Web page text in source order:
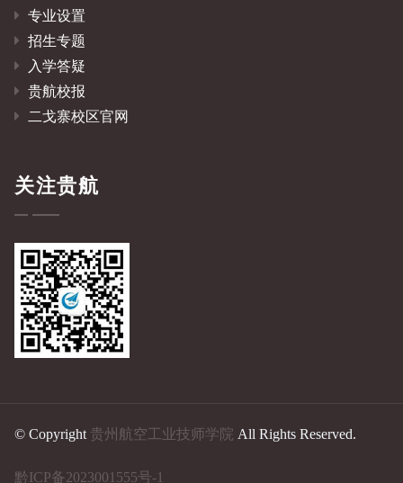
专业设置
招生专题
入学答疑
贵航校报
二戈寨校区官网
关注贵航
© Copyright 贵州航空工业技师学院 All Rights Reserved.
黔ICP备2023001555号-1